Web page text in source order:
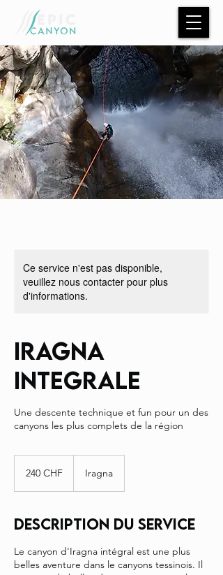
Ce service n'est pas disponible,
veuillez nous contacter pour plus
d'informations.
IRAGNA
INTEGRALE
Une descente technique et fun pour un des
canyons les plus complets de la région
suisses
240 CHF Iragna
Description du service
Le canyon d'Iragna intégral est une plus
belles aventure dans le canyons tessinois. Il